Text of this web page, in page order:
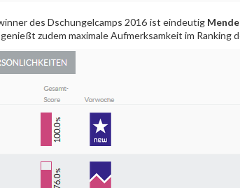
des Dschungelcamps 2016 ist eindeutig
zudem maximale Aufmerksamkeit im Ranking